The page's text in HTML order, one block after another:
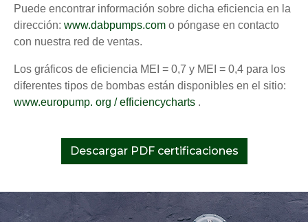
Puede encontrar información sobre dicha eficiencia en la
dirección: www.dabpumps.com o póngase en contacto
con nuestra red de ventas.
Los gráficos de eficiencia MEI = 0,7 y MEI = 0,4 para los
diferentes tipos de bombas están disponibles en el sitio:
www.europump. org / efficiencycharts .
Descargar PDF certificaciones